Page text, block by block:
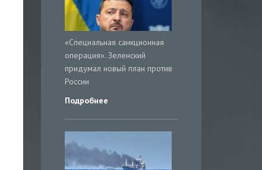
«Специальная санкционная
операция». Зеленский
придумал новый план против
России
Подробнее